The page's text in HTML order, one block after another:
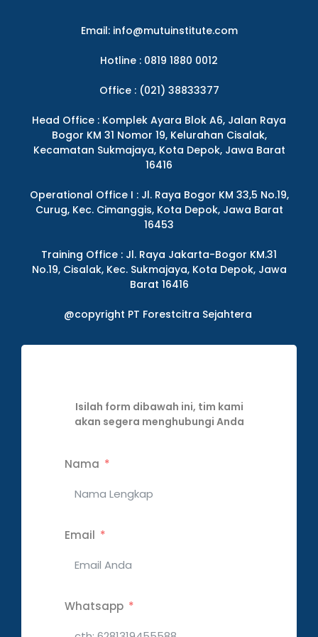
Email: info@mutuinstitute.com
Hotline : 0819 1880 0012
Office : (021) 38833377
Head Office : Komplek Ayara Blok A6, Jalan Raya
Bogor KM 31 Nomor 19, Kelurahan Cisalak,
Kecamatan Sukmajaya, Kota Depok, Jawa Barat
16416
Operational Office I : Jl. Raya Bogor KM 33,5 No.19,
Curug, Kec. Cimanggis, Kota Depok, Jawa Barat
16453
Training Office : Jl. Raya Jakarta-Bogor KM.31
No.19, Cisalak, Kec. Sukmajaya, Kota Depok, Jawa
Barat 16416
@copyright PT Forestcitra Sejahtera
Isilah form dibawah ini, tim kami
akan segera menghubungi Anda
Nama
Email
Whatsapp